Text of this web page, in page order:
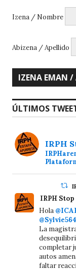
Izena / Nombre
Abizena / Apellido
ÚLTIMOS
IRPH
IRPH
Hola
La
completar
autos
faltar